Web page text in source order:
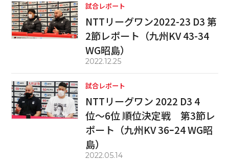
試合レポート
NTTリーグワン2022-23 D3 第
2節レポート（九州KV 43-34
WG昭島）
2022.12.25
試合レポート
NTTリーグワン 2022 D3 4
位〜6位 順位決定戦 第3節レ
ポート（九州KV 36ｰ24 WG昭
島）
2022.05.14